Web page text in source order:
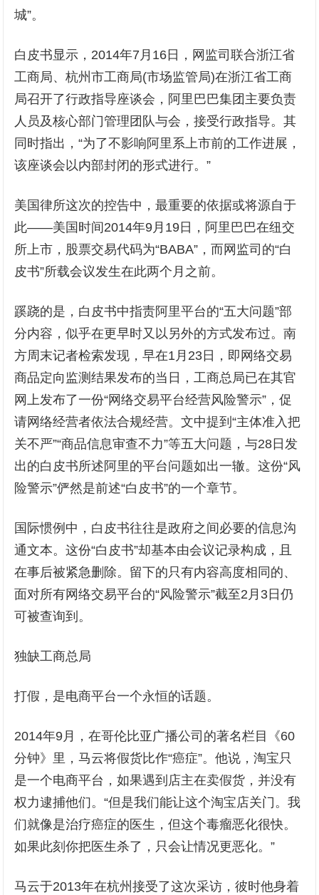
城”。
白皮书显示，2014年7月16日，网监司联合浙江省
工商局、杭州市工商局(市场监管局)在浙江省工商
局召开了行政指导座谈会，阿里巴巴集团主要负责
人员及核心部门管理团队与会，接受行政指导。其
同时指出，“为了不影响阿里系上市前的工作进展，
该座谈会以内部封闭的形式进行。”
美国律所这次的控告中，最重要的依据或将源自于
此——美国时间2014年9月19日，阿里巴巴在纽交
所上市，股票交易代码为“BABA”，而网监司的“白
皮书”所载会议发生在此两个月之前。
蹊跷的是，白皮书中指责阿里平台的“五大问题”部
分内容，似乎在更早时又以另外的方式发布过。南
方周末记者检索发现，早在1月23日，即网络交易
商品定向监测结果发布的当日，工商总局已在其官
网上发布了一份“网络交易平台经营风险警示”，促
请网络经营者依法合规经营。文中提到“主体准入把
关不严”“商品信息审查不力”等五大问题，与28日发
出的白皮书所述阿里的平台问题如出一辙。这份“风
险警示”俨然是前述“白皮书”的一个章节。
国际惯例中，白皮书往往是政府之间必要的信息沟
通文本。这份“白皮书”却基本由会议记录构成，且
在事后被紧急删除。留下的只有内容高度相同的、
面对所有网络交易平台的“风险警示”截至2月3日仍
可被查询到。
独缺工商总局
打假，是电商平台一个永恒的话题。
2014年9月，在哥伦比亚广播公司的著名栏目《60
分钟》里，马云将假货比作“癌症”。他说，淘宝只
是一个电商平台，如果遇到店主在卖假货，并没有
权力逮捕他们。“但是我们能让这个淘宝店关门。我
们就像是治疗癌症的医生，但这个毒瘤恶化很快。
如果此刻你把医生杀了，只会让情况更恶化。”
马云于2013年在杭州接受了这次采访，彼时他身着